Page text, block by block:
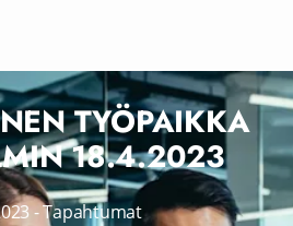
TYÖPAIKKA
18.4.2023
-Tapahtumat